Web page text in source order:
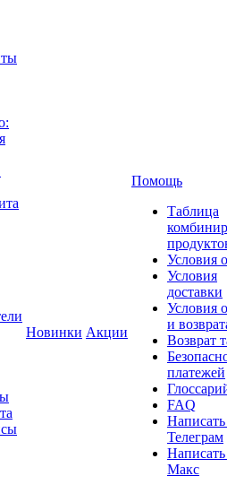
Новинки Акции
Помощь
Таблица
Условия
Условия
доставки
Условия
и
Возврат
платежей
FAQ
Телеграм
Макс